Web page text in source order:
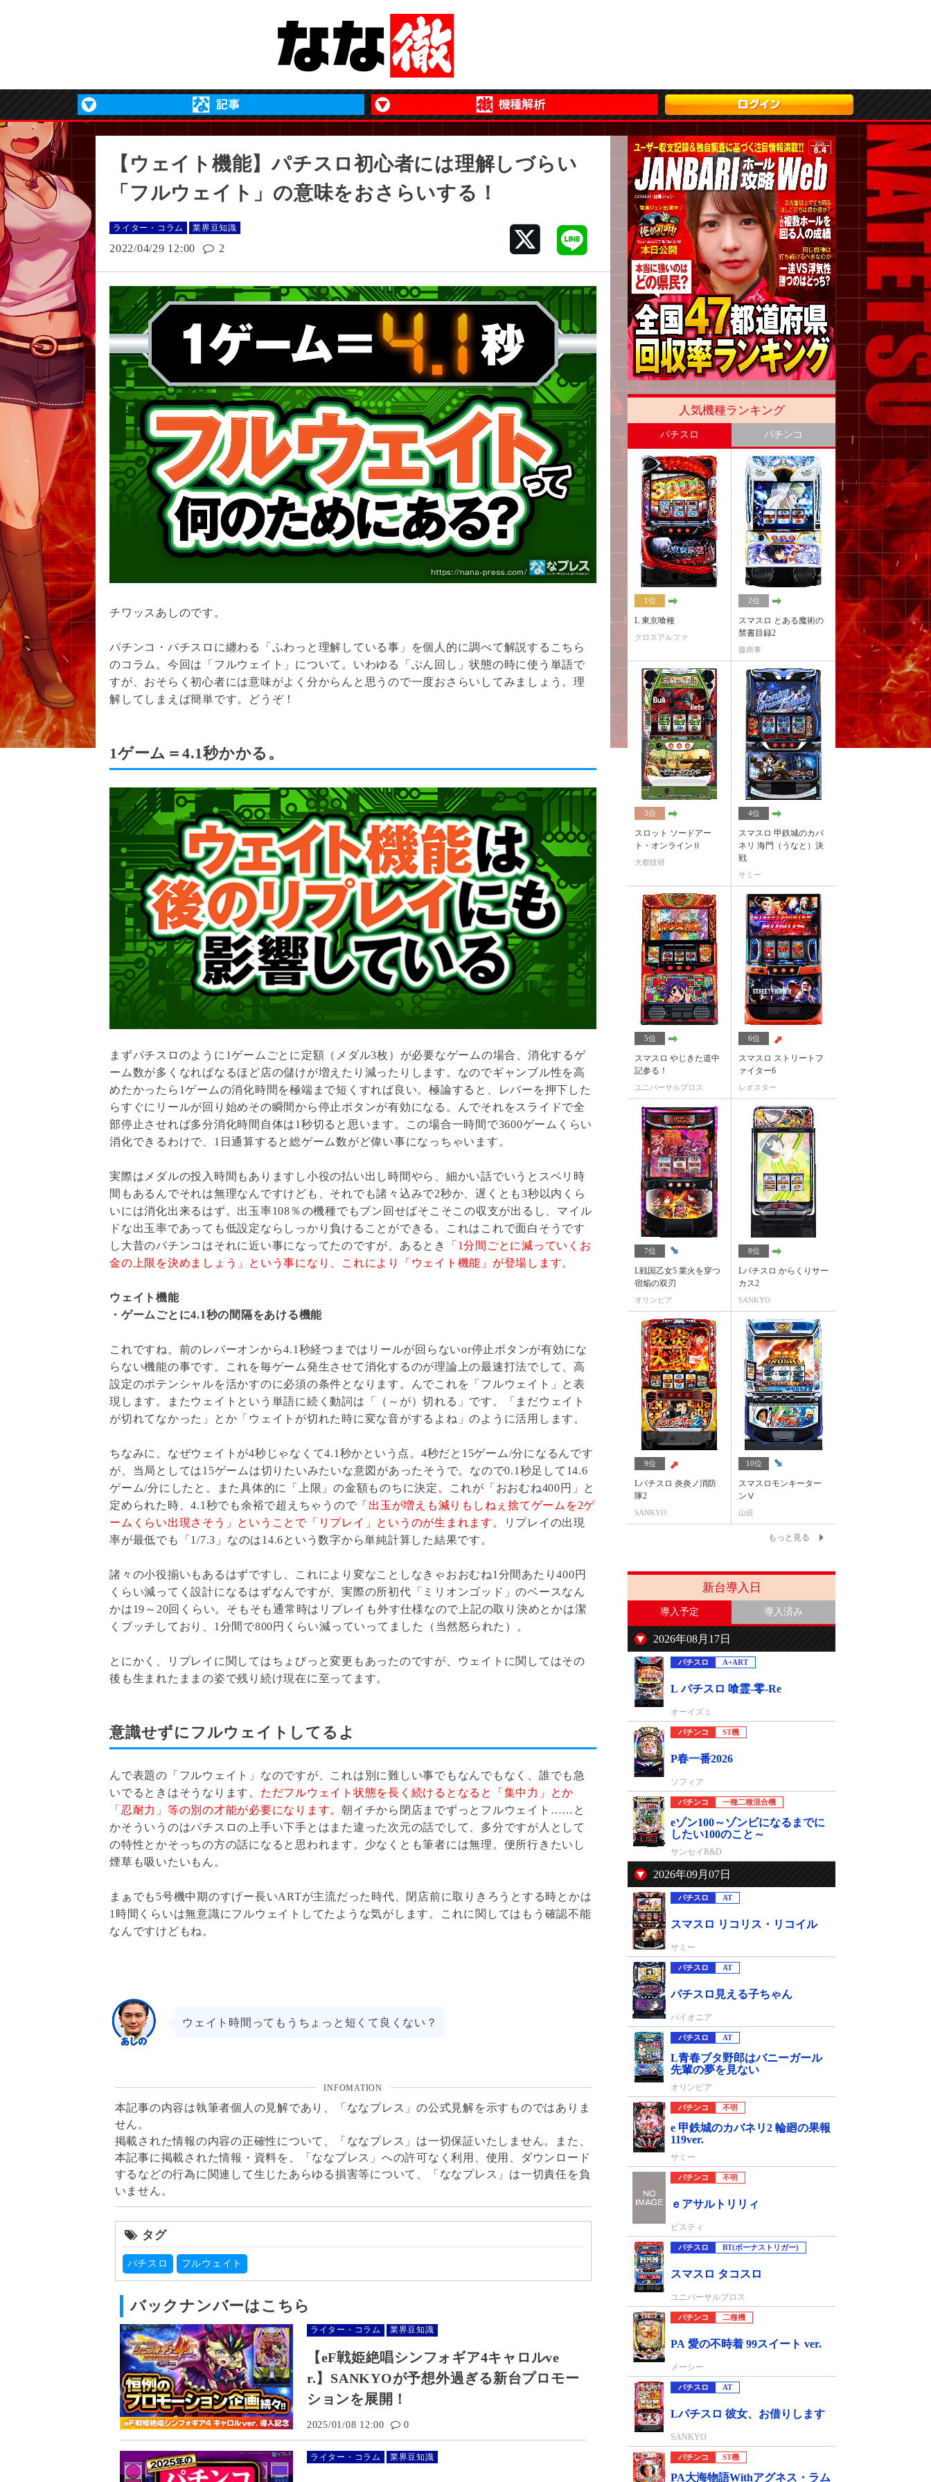
【ウェイト機能】パチスロ初心者には理解しづらい
「フルウェイト」の意味をおさらいする！
ライター・コラム 業界豆知識
2022/04/29 12:00 2
チワッスあしのです。
パチンコ・パチスロに纏わる「ふわっと理解している事」を個人的に調べて解説するこちら
のコラム。今回は「フルウェイト」について。いわゆる「ぶん回し」状態の時に使う単語で
すが、おそらく初心者には意味がよく分からんと思うので一度おさらいしてみましょう。理
解してしまえば簡単です。どうぞ！
1ゲーム＝4.1秒かかる。
まずパチスロのように1ゲームごとに定額（メダル3枚）が必要なゲームの場合、消化するゲ
ーム数が多くなればなるほど店の儲けが増えたり減ったりします。なのでギャンブル性を高
めたかったら1ゲームの消化時間を極端まで短くすれば良い。極論すると、レバーを押下した
らすぐにリールが回り始めその瞬間から停止ボタンが有効になる。んでそれをスライドで全
部停止させれば多分消化時間自体は1秒切ると思います。この場合一時間で3600ゲームくらい
消化できるわけで、1日通算すると総ゲーム数がど偉い事になっちゃいます。
実際はメダルの投入時間もありますし小役の払い出し時間やら、細かい話でいうとスベリ時
間もあるんでそれは無理なんですけども、それでも諸々込みで2秒か、遅くとも3秒以内くら
いには消化出来るはず。出玉率108％の機種でもブン回せばそこそこの収支が出るし、マイル
ドな出玉率であっても低設定ならしっかり負けることができる。これはこれで面白そうです
し大昔のパチンコはそれに近い事になってたのですが、あるとき
「1分間ごとに減っていくお
金の上限を決めましょう」という事になり、これにより「ウェイト機能」が登場します。
ウェイト機能
・ゲームごとに4.1秒の間隔をあける機能
これですね。前のレバーオンから4.1秒経つまではリールが回らないor停止ボタンが有効にな
らない機能の事です。これを毎ゲーム発生させて消化するのが理論上の最速打法でして、高
設定のポテンシャルを活かすのに必須の条件となります。んでこれを「フルウェイト」と表
現します。またウェイトという単語に続く動詞は「（～が）切れる」です。「まだウェイト
が切れてなかった」とか「ウェイトが切れた時に変な音がするよね」のように活用します。
ちなみに、なぜウェイトが4秒じゃなくて4.1秒かという点。4秒だと15ゲーム/分になるんです
が、当局としては15ゲームは切りたいみたいな意図があったそうで。なので0.1秒足して14.6
ゲーム/分にしたと。また具体的に「上限」の金額ものちに決定。これが「おおむね400円」と
定められた時、4.1秒でも余裕で超えちゃうので 「出玉が増えも減りもしねぇ捨てゲームを2ゲ
ームくらい出現さそう」ということで「リプレイ」というのが生まれます。
リプレイの出現
率が最低でも「1/7.3」なのは14.6という数字から単純計算した結果です。
諸々の小役揃いもあるはずですし、これにより変なことしなきゃおおむね1分間あたり400円
くらい減ってく設計になるはずなんですが、実際の所初代「ミリオンゴッド」のベースなん
かは19～20回くらい。そもそも通常時はリプレイも外す仕様なので上記の取り決めとかは潔
くブッチしており、1分間で800円くらい減っていってました（当然怒られた）。
とにかく、リプレイに関してはちょびっと変更もあったのですが、ウェイトに関してはその
後も生まれたままの姿で残り続け現在に至ってます。
意識せずにフルウェイトしてるよ
んで表題の「フルウェイト」なのですが、これは別に難しい事でもなんでもなく、誰でも急
いでるときはそうなります。 ただフルウェイト状態を長く続けるとなると「集中力」とか
「忍耐力」等の別の才能が必要になります。 朝イチから閉店までずっとフルウェイト……と
かそういうのはパチスロの上手い下手とはまた違った次元の話でして、多分ですが人として
の特性とかそっちの方の話になると思われます。少なくとも筆者には無理。便所行きたいし
煙草も吸いたいもん。
まぁでも5号機中期のすげー長いARTが主流だった時代、閉店前に取りきろうとする時とかは
1時間くらいは無意識にフルウェイトしてたような気がします。これに関してはもう確認不能
なんですけどもね。
ウェイト時間ってもうちょっと短くて良くない？
INFOMATION
本記事の内容は執筆者個人の見解であり、「ななプレス」の公式見解を示すものではありま
せん。
掲載された情報の内容の正確性について、「ななプレス」は一切保証いたしません。また、
本記事に掲載された情報・資料を、「ななプレス」への許可なく利用、使用、ダウンロード
するなどの行為に関連して生じたあらゆる損害等について、「ななプレス」は一切責任を負
いません。
タグ
パチスロ フルウェイト
バックナンバーはこちら
ライター・コラム 業界豆知識
【eF戦姫絶唱シンフォギア4キャロルve
r.】SANKYOが予想外過ぎる新台プロモー
ションを展開！
2025/01/08 12:00 0
ライター・コラム 業界豆知識
人気機種ランキング
パチスロ パチンコ
1位
L 東京喰種
クロスアルファ
2位
スマスロ とある魔術の
禁書目録2
藤商事
3位
スロット ソードアー
ト・オンラインⅡ
大都技研
4位
スマスロ 甲鉄城のカバ
ネリ 海門（うなと）決
戦
サミー
5位
スマスロ やじきた道中
記参る！
ユニバーサルブロス
6位
スマスロ ストリートフ
ァイター6
レオスター
7位
L戦国乙女5 業火を穿つ
宿焔の双刃
オリンピア
8位
Lパチスロ からくりサー
カス2
SANKYO
9位
Lパチスロ 炎炎ノ消防
隊2
SANKYO
10位
スマスロモンキーター
ンⅤ
山佐
もっと見る
新台導入日
導入予定 導入済み
2026年08月17日
パチスロ A+ART
L パチスロ 喰霊-零-Re
オーイズミ
パチンコ ST機
P春一番2026
ソフィア
パチンコ 一種二種混合機
eゾン100～ゾンビになるまでに
したい100のこと～
サンセイR&D
2026年09月07日
パチスロ AT
スマスロ リコリス・リコイル
サミー
パチスロ AT
パチスロ見える子ちゃん
パイオニア
パチスロ AT
L青春ブタ野郎はバニーガール
先輩の夢を見ない
オリンピア
パチンコ 不明
e 甲鉄城のカバネリ2 輪廻の果報
119ver.
サミー
パチンコ 不明
ｅアサルトリリィ
ビスティ
パチスロ BT(ボーナストリガー)
スマスロ タコスロ
ユニバーサルブロス
パチンコ 二種機
PA 愛の不時着 99スイート ver.
メーシー
パチスロ AT
Lパチスロ 彼女、お借りします
SANKYO
パチンコ ST機
PA大海物語Withアグネス・ラム